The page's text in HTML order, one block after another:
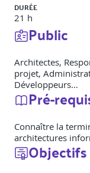
DURÉE
21 h
Public
Architectes,
projet,
Développeurs…
Pré-
Connaître la
architectures